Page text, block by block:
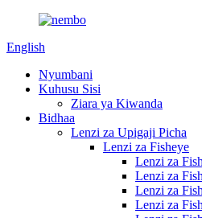
English
Nyumbani
Kuhusu Sisi
Ziara ya Kiwanda
Bidhaa
Lenzi za Upigaji Picha
Lenzi za Fisheye
Lenzi za
Lenzi za
Lenzi za
Lenzi za